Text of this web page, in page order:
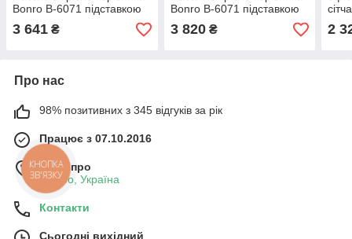
Bonro B-6071 підставкою
для ніг, регулюванням
висоти та колесами для
3 641 ₴
Bonro B-6071 підставкою
для ніг, регулюванням
висоти та колесами для
3 820₴
та
для
2
Про нас
98% позитивних з 345 відгуків за рік
Працює з 07.10.2016
м. Дніпро
Дніпро, Україна
Контакти
Сьогодні вихідний
КНОПКА
ЗВ'ЯЗКУ